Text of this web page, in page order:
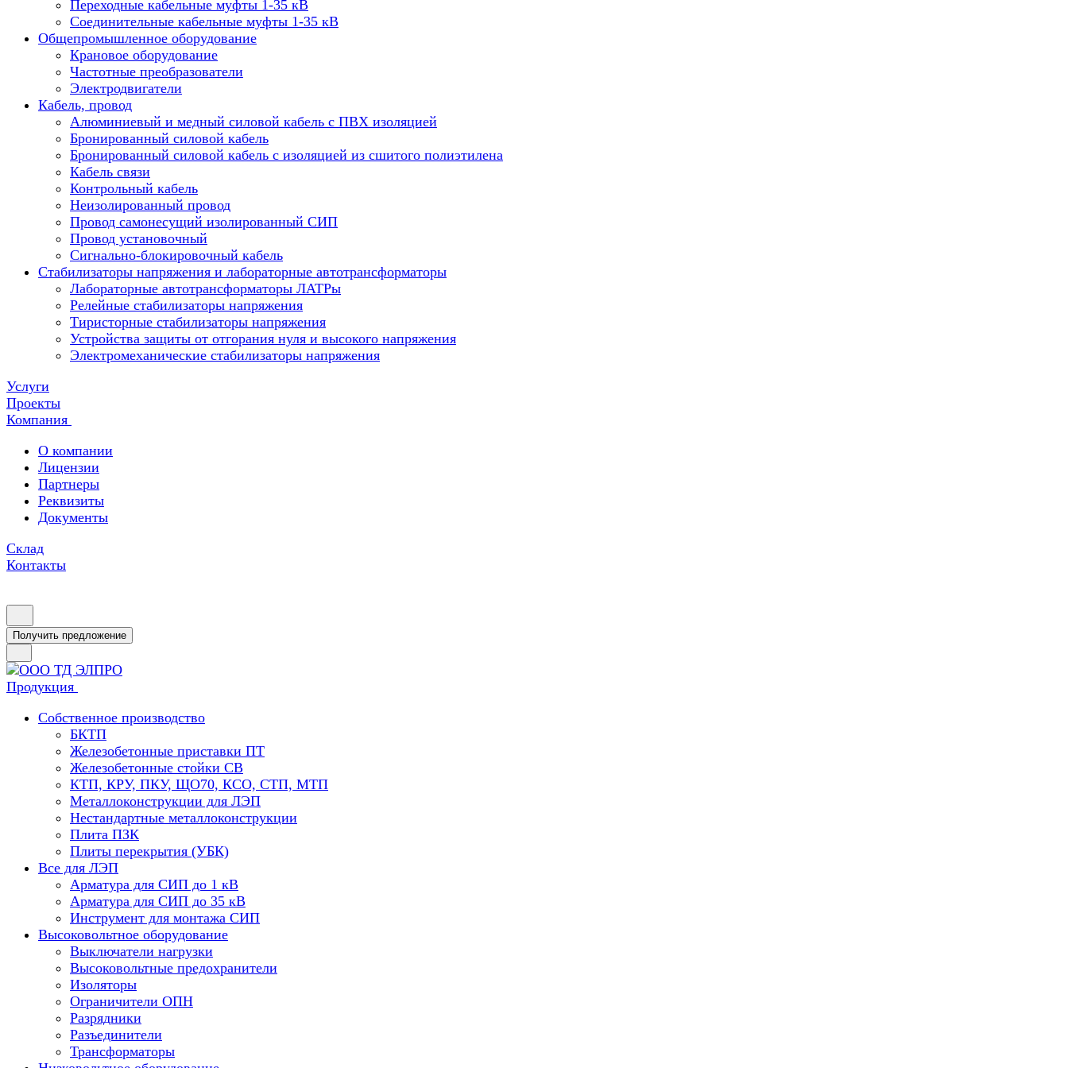
Переходные кабельные муфты 1-35 кВ
Соединительные кабельные муфты 1-35 кВ
Общепромышленное оборудование
Крановое оборудование
Частотные преобразователи
Электродвигатели
Кабель, провод
Алюминиевый и медный силовой кабель с ПВХ изоляцией
Бронированный силовой кабель
Бронированный силовой кабель с изоляцией из сшитого полиэтилена
Кабель связи
Контрольный кабель
Неизолированный провод
Провод самонесущий изолированный СИП
Провод установочный
Сигнально-блокировочный кабель
Стабилизаторы напряжения и лабораторные автотрансформаторы
Лабораторные автотрансформаторы ЛАТРы
Релейные стабилизаторы напряжения
Тиристорные стабилизаторы напряжения
Устройства защиты от отгорания нуля и высокого напряжения
Электромеханические стабилизаторы напряжения
Услуги
Проекты
Компания
О компании
Лицензии
Партнеры
Реквизиты
Документы
Склад
Контакты
Получить предложение
Продукция
Собственное производство
БКТП
Железобетонные приставки ПТ
Железобетонные стойки СВ
КТП, КРУ, ПКУ, ЩО70, КСО, СТП, МТП
Металлоконструкции для ЛЭП
Нестандартные металлоконструкции
Плита ПЗК
Плиты перекрытия (УБК)
Все для ЛЭП
Арматура для СИП до 1 кВ
Арматура для СИП до 35 кВ
Инструмент для монтажа СИП
Высоковольтное оборудование
Выключатели нагрузки
Высоковольтные предохранители
Изоляторы
Ограничители ОПН
Разрядники
Разъединители
Трансформаторы